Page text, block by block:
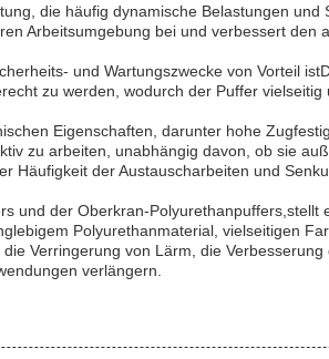
die häufig dynamische Belastungen und
Arbeitsumgebung bei und verbessert den
und Wartungszwecke von Vorteil
zu werden, wodurch der Puffer vielseitig
Eigenschaften, darunter hohe
zu arbeiten, unabhängig davon, ob sie
Häufigkeit der Austauscharbeiten und
und der Oberkran-Polyurethanpuffers,stellt
Polyurethanmaterial, vielseitigen
Verringerung von Lärm, die
verlängern.